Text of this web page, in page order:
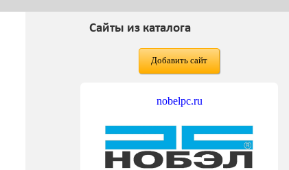
Сайты из каталога
Добавить сайт
nobelpc.ru